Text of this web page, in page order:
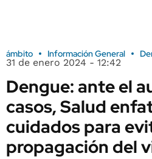
ámbito Información General
31 de enero 2024 - 12:42
Dengue: ante el
casos, Salud
cuidados para
propagación del